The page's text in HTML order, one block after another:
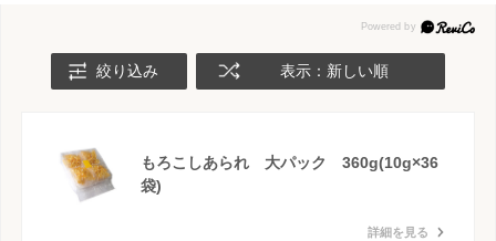
絞り込み 表示：新しい順
もろこしあられ 大パック 360g(10g×36
袋)
詳細を見る